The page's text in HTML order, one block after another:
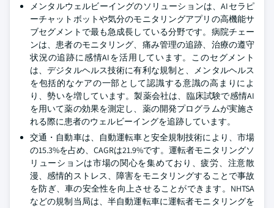
メンタルウェルビーイングのソリューションは、AIセラピ
ーチャットボットや気分のモニタリングアプリの高機能サ
ブセグメントで最も急成長している分野です。病院チェー
ンは、患者のモニタリング、痛み管理の追跡、治療の遵守
状況の追跡に感情AIを活用しています。このセグメント
は、デジタルヘルス技術に有利な規制と、メンタルヘルス
を包括的なケアの一部として認識する意識の高まりによ
り、勢いを増しています。製薬会社は、臨床試験で感情AI
を用いて薬の効果を測定し、薬の開発プログラムが実施さ
れる際に患者のウェルビーイングを追跡しています。
交通・自動車は、自動運転車と安全規制技術により、市場
の15.3%を占め、CAGRは21.9%です。運転者モニタリングソ
リューションは市場の関心を集めており、疲労、注意散
漫、感情的ストレス、障害をモニタリングすることで事故
を防ぎ、車の安全性を向上させることができます。NHTSA
などの規制当局は、半自動運転車に運転者モニタリングを